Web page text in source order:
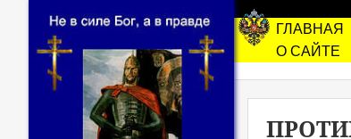
ГЛАВНАЯ
О САЙТЕ